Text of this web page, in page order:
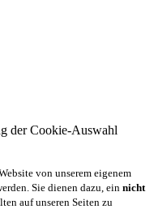
der Cookie-Auswahl
von unserem eigenem
Sie dienen dazu, ein nicht
auf unseren Seiten zu